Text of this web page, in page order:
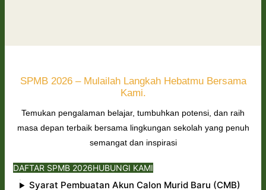
SPMB 2026 – Mulailah Langkah Hebatmu Bersama
Kami.
Temukan pengalaman belajar, tumbuhkan potensi, dan raih
masa depan terbaik bersama lingkungan sekolah yang penuh
semangat dan inspirasi
DAFTAR SPMB 2026HUBUNGI KAMI
Syarat Pembuatan Akun Calon Murid Baru (CMB)